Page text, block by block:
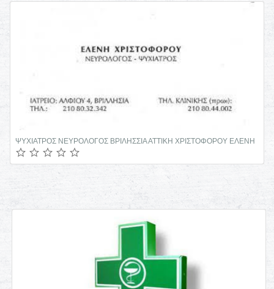
ΨΥΧΙΑΤΡΟΣ ΝΕΥΡΟΛΟΓΟΣ ΒΡΙΛΗΣΣΙΑ ΑΤΤΙΚΗ ΧΡΙΣΤΟΦΟΡΟΥ ΕΛΕΝΗ